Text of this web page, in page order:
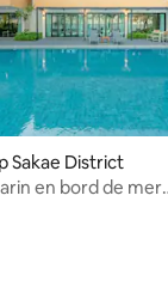
Sakae District
en bord de mer